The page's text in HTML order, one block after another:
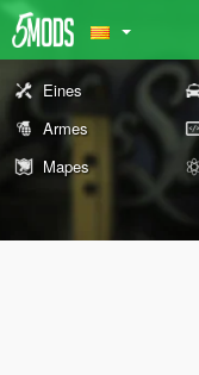
Eines
Armes
Mapes